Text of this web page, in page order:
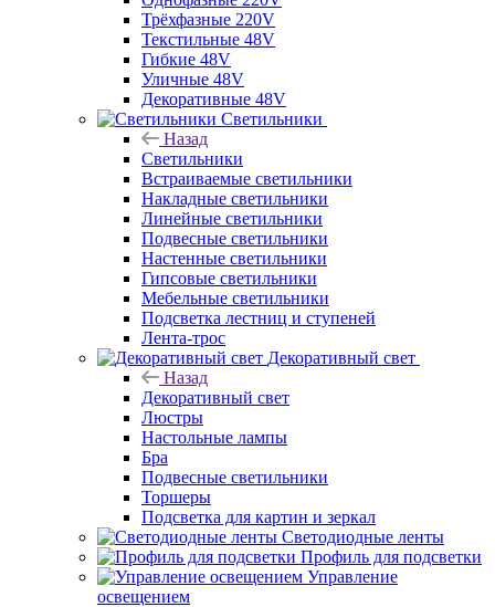
Трёхфазные 220V
Текстильные 48V
Гибкие 48V
Уличные 48V
Декоративные 48V
Светильники
Назад
Светильники
Встраиваемые светильники
Накладные светильники
Линейные светильники
Подвесные светильники
Настенные светильники
Гипсовые светильники
Мебельные светильники
Подсветка лестниц и ступеней
Лента-трос
Декоративный свет
Назад
Декоративный свет
Люстры
Настольные лампы
Бра
Подвесные светильники
Торшеры
Подсветка для картин и зеркал
Светодиодные ленты
Профиль для подсветки
Управление
освещением